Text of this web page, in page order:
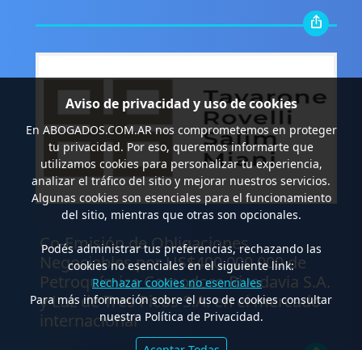
Co-Emisión de Obligaciones
Negociables por US$400.000.000 de
Petroquímica Comodoro Rivadavia S.A.
y Luz de Tres Picos S.A. en el mercado
internacional
Aviso de privacidad y uso de cookies
En ABOGADOS.COM.ARnos comprometemos en proteger
tu privacidad. Por eso, queremos informarte que
utilizamos cookies para personalizar tu experiencia,
analizar el tráfico del sitio y mejorar nuestros servicios.
Algunas cookies son esenciales para el funcionamiento
del sitio, mientras que otras son opcionales.
Podés administrar tus preferencias, rechazando las
cookies no esenciales en el siguiente link:
Rechazar cookies no esenciales
Para más información sobre el uso de cookies consultar
nuestra Política de Privacidad.